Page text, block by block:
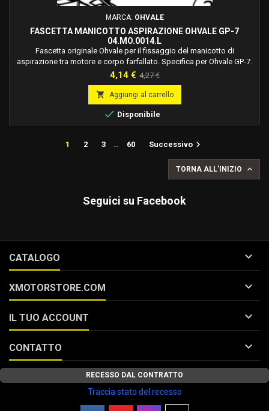
MARCA: OHVALE
FASCETTA MANICOTTO ASPIRAZIONE OHVALE GP-7
04.MO.0014.L
Fascetta originale Ohvale per il fissaggio del manicotto di
aspirazione tra motore e corpo farfallato. Specifica per Ohvale GP-7.
Prezzo
4,14 € Prezzo
base
4,27 €
 Aggiungi al carrello
 Disponibile
1 2 3 60 Successivo 
TORNA ALL'INIZIO 
Seguici su Facebook
CATALOGO 
XMOTORSTORE.COM 
IL TUO ACCOUNT 
CONTATTO 
RECESSO DAL CONTRATTO
Traccia stato del recesso